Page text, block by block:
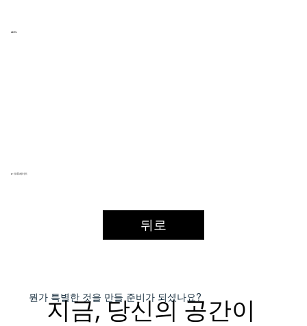
ADEL
e-크루세이드
뒤로
​뭔가 특별한 것을 만들 준비가 되셨나요?
지금, 당신의 공간이